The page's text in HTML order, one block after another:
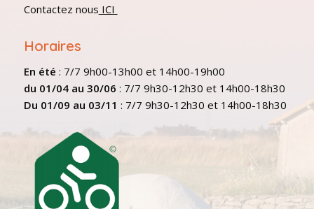
Contactez nous ICI
Horaires
En été : 7/7 9h00-13h00 et 14h00-19h00
du 01/04 au 30/06 : 7/7 9h30-12h30 et 14h00-18h30
Du 01/09 au 03/11 : 7/7 9h30-12h30 et 14h00-18h30